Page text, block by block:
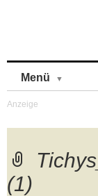
Menü
(1)